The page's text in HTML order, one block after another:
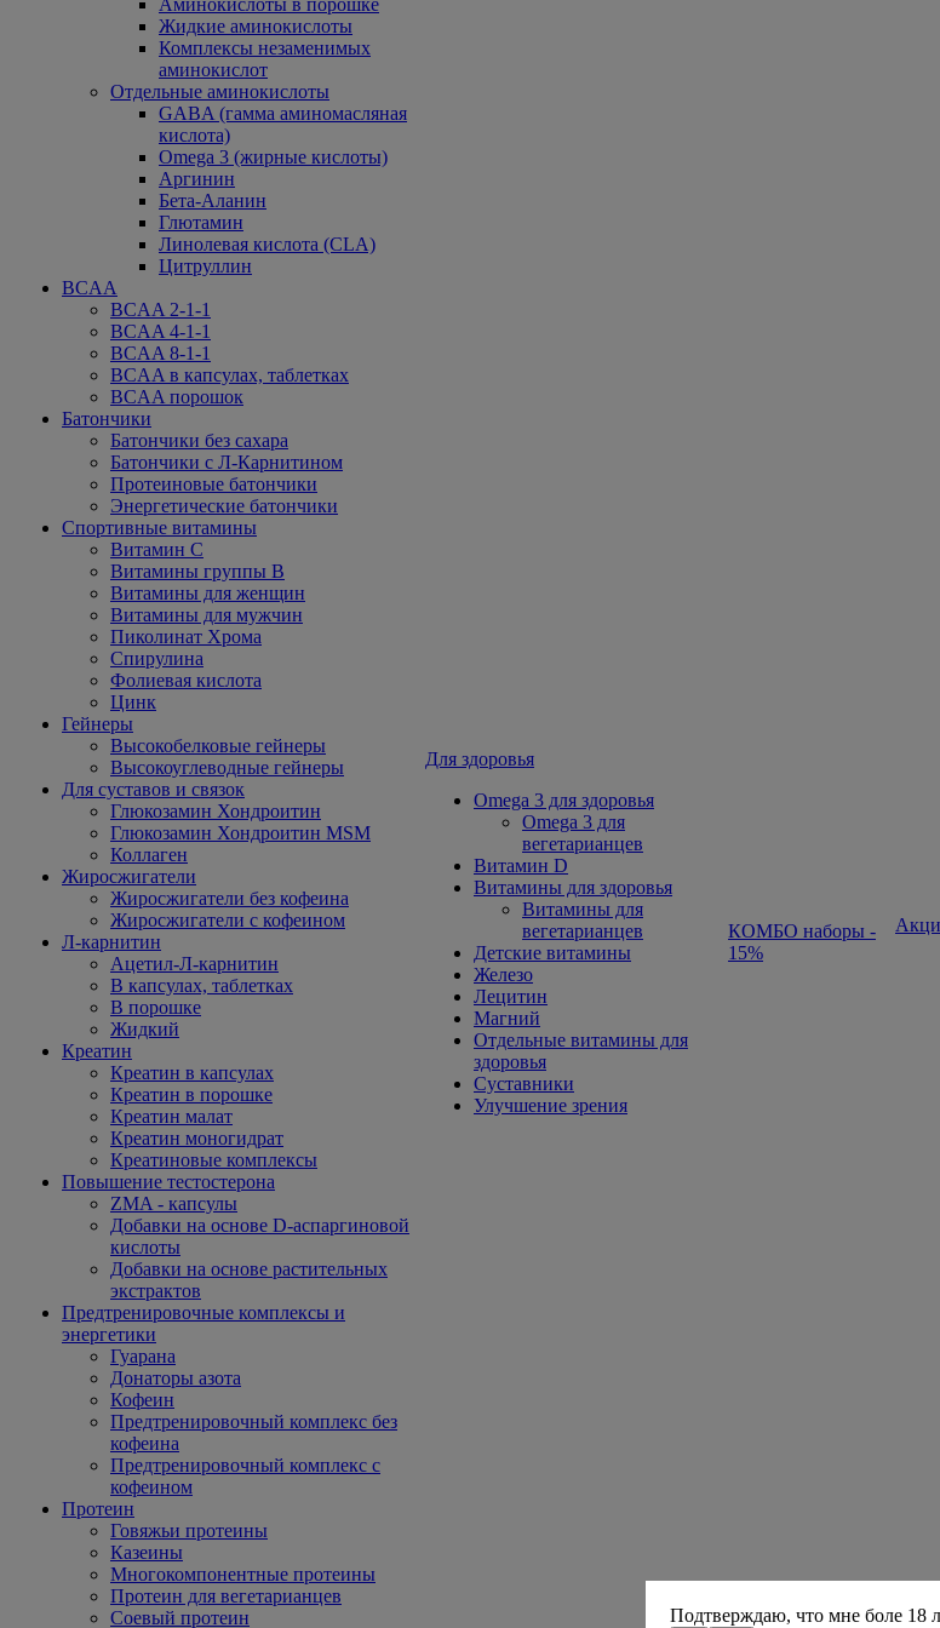
Аминокислоты в порошке
Жидкие аминокислоты
Комплексы незаменимых
аминокислот
Отдельные аминокислоты
GABA (гамма аминомасляная
кислота)
Omega 3 (жирные кислоты)
Аргинин
Бета-Аланин
Глютамин
Линолевая кислота (CLA)
Цитруллин
BCAA
BCAA 2-1-1
BCAA 4-1-1
BCAA 8-1-1
BCAA в капсулах, таблетках
BCAA порошок
Батончики
Батончики без сахара
Батончики с Л-Карнитином
Протеиновые батончики
Энергетические батончики
Спортивные витамины
Витамин С
Витамины группы В
Витамины для женщин
Витамины для мужчин
Пиколинат Хрома
Спирулина
Фолиевая кислота
Цинк
Гейнеры
Высокобелковые гейнеры
Высокоуглеводные гейнеры
Для суставов и связок
Глюкозамин Хондроитин
Глюкозамин Хондроитин MSM
Коллаген
Жиросжигатели
Жиросжигатели без кофеина
Жиросжигатели с кофеином
Л-карнитин
Ацетил-Л-карнитин
В капсулах, таблетках
В порошке
Жидкий
Креатин
Креатин в капсулах
Креатин в порошке
Креатин малат
Креатин моногидрат
Креатиновые комплексы
Повышение тестостерона
ZMA - капсулы
Добавки на основе D-аспаргиновой
кислоты
Добавки на основе растительных
экстрактов
Предтренировочные комплексы и
энергетики
Гуарана
Донаторы азота
Кофеин
Предтренировочный комплекс без
кофеина
Предтренировочный комплекс с
кофеином
Протеин
Говяжьи протеины
Казеины
Многокомпонентные протеины
Протеин для вегетарианцев
Соевый протеин
Для здоровья
Omega 3 для здоровья
Omega 3 для
вегетарианцев
Витамин D
Витамины для здоровья
Витамины для
вегетарианцев
Детские витамины
Железо
Лецитин
Магний
Отдельные витамины для
здоровья
Суставники
Улучшение зрения
КОМБО наборы -
15%
Подтверждаю, что мне боле 18